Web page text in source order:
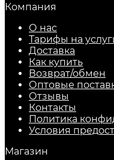
Компания
О нас
Тарифы на
Доставка
Как купить
Возврат/обмен
Оптовые
Отзывы
Контакты
Политика
Условия
Магазин